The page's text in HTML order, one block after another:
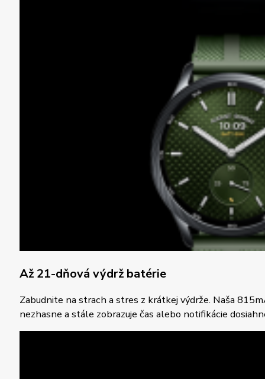
Až 21-dňová výdrž batérie
Zabudnite na strach a stres z krátkej výdrže. Naša
nezhasne a stále zobrazuje čas alebo notifikácie